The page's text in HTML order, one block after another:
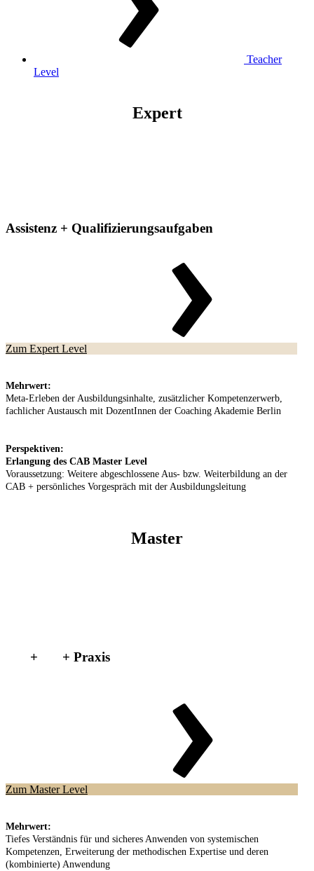
Teacher
Level
Expert
Assistenz + Qualifizierungsaufgaben
Zum Expert Level
Mehrwert:
Meta-Erleben der Ausbildungsinhalte, zusätzlicher Kompetenzerwerb,
fachlicher Austausch mit DozentInnen der Coaching Akademie Berlin
Perspektiven:
Erlangung des CAB Master Level
Voraussetzung: Weitere abgeschlossene Aus- bzw. Weiterbildung an der
CAB + persönliches Vorgespräch mit der Ausbildungsleitung
Master
+ + Praxis
Zum Master Level
Mehrwert:
Tiefes Verständnis für und sicheres Anwenden von systemischen
Kompetenzen, Erweiterung der methodischen Expertise und deren
(kombinierte) Anwendung